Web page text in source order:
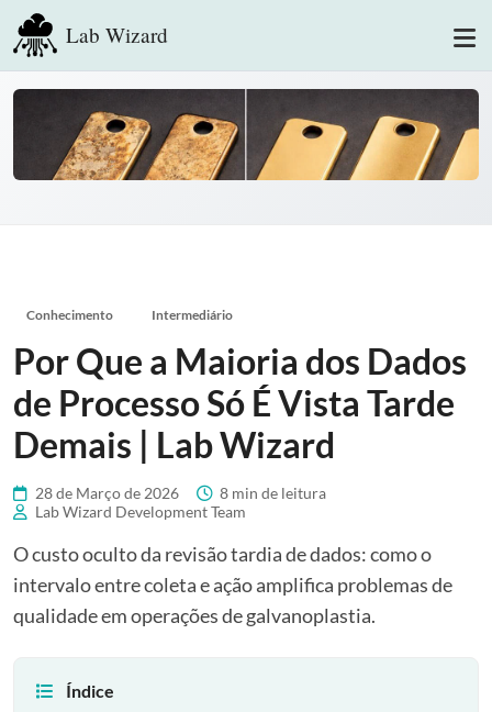
Lab Wizard
Conhecimento Intermediário
Por Que a Maioria dos Dados
de Processo Só É Vista Tarde
Demais | Lab Wizard
28 de Março de 2026
8 min de leitura
Lab Wizard Development Team
O custo oculto da revisão tardia de dados: como o
intervalo entre coleta e ação amplifica problemas de
qualidade em operações de galvanoplastia.
Índice